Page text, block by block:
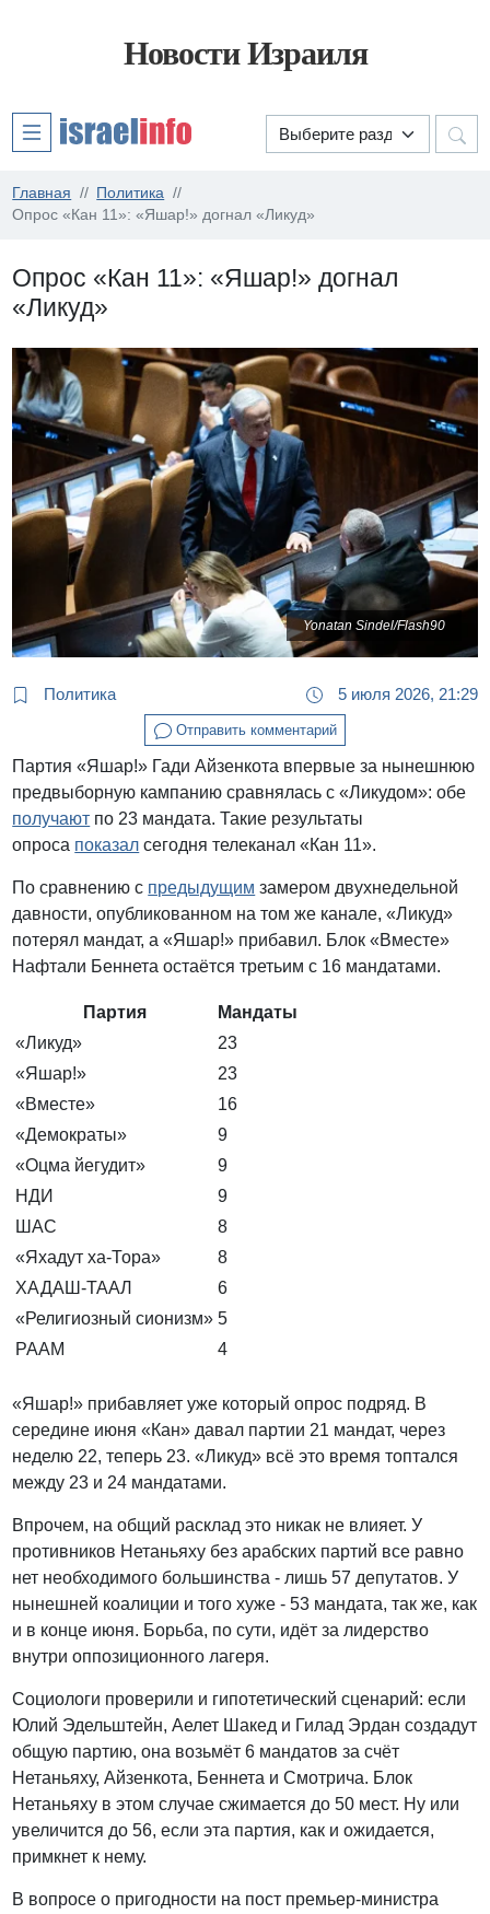
Новости Израиля
Главная
Политика
Опрос «Кан 11»: «Яшар!» догнал «Ликуд»
Опрос «Кан 11»: «Яшар!» догнал
«Ликуд»
Yonatan Sindel/Flash90
Политика 5 июля 2026, 21:29
Отправить комментарий
Партия «Яшар!» Гади Айзенкота впервые за нынешнюю
предвыборную кампанию сравнялась с «Ликудом»: обе
получают по 23 мандата. Такие результаты
опроса показал сегодня телеканал «Кан 11».
По сравнению с предыдущим замером двухнедельной
давности, опубликованном на том же канале, «Ликуд»
потерял мандат, а «Яшар!» прибавил. Блок «Вместе»
Нафтали Беннета остаётся третьим с 16 мандатами.
Партия
Мандаты
«Ликуд»
23
«Яшар!»
23
«Вместе»
16
«Демократы»
9
«Оцма йегудит»
9
НДИ
9
ШАС
8
«Яхадут ха-Тора»
8
ХАДАШ-ТААЛ
6
«Религиозный сионизм» 5
РААМ
4
«Яшар!» прибавляет уже который опрос подряд. В
середине июня «Кан» давал партии 21 мандат, через
неделю 22, теперь 23. «Ликуд» всё это время топтался
между 23 и 24 мандатами.
Впрочем, на общий расклад это никак не влияет. У
противников Нетаньяху без арабских партий все равно
нет необходимого большинства - лишь 57 депутатов. У
нынешней коалиции и того хуже - 53 мандата, так же, как
и в конце июня. Борьба, по сути, идёт за лидерство
внутри оппозиционного лагеря.
Социологи проверили и гипотетический сценарий: если
Юлий Эдельштейн, Аелет Шакед и Гилад Эрдан создадут
общую партию, она возьмёт 6 мандатов за счёт
Нетаньяху, Айзенкота, Беннета и Смотрича. Блок
Нетаньяху в этом случае сжимается до 50 мест. Ну или
увеличится до 56, если эта партия, как и ожидается,
примкнет к нему.
В вопросе о пригодности на пост премьер-министра